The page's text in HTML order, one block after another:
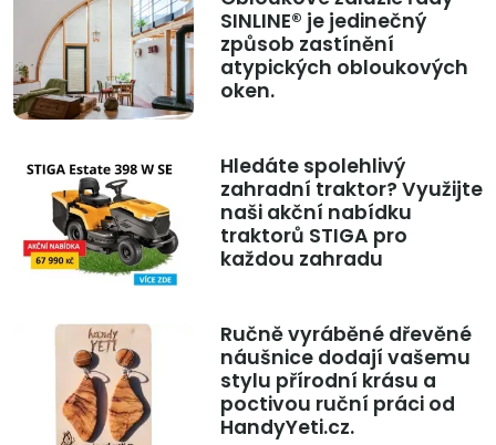
SINLINE® je jedinečný
způsob zastínění
atypických obloukových
oken.
Hledáte spolehlivý
zahradní traktor? Využijte
naši akční nabídku
traktorů STIGA pro
každou zahradu
Ručně vyráběné dřevěné
náušnice dodají vašemu
stylu přírodní krásu a
poctivou ruční práci od
HandyYeti.cz.